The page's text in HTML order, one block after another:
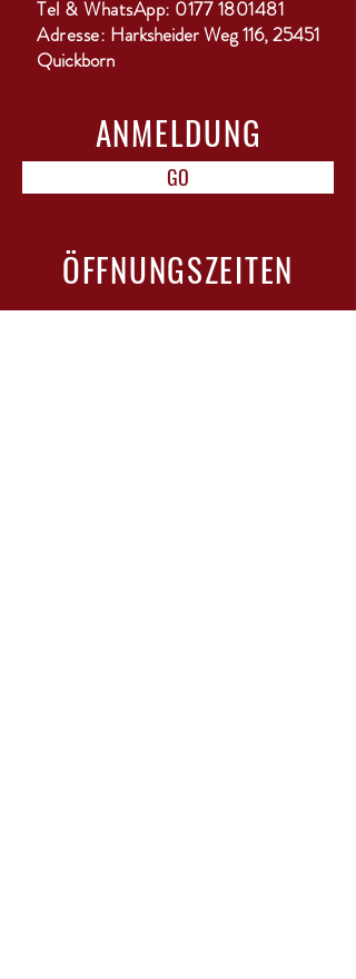
Enhält Sulfite: ja
Rebsorte: Vermentino
Temperatur: von 8 - 10°C
Tel & WhatsApp: 0177 1801481
Adresse: Harksheider Weg 116, 25451
Quickborn
ANMELDUNG
GO
ÖFFNUNGSZEITEN
Mo-Di: geschlossen